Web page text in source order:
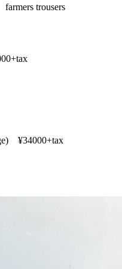
trousers
¥34000+tax